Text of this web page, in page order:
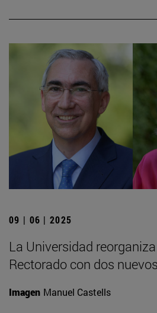
09 | 06 | 2025
La Universidad
Rectorado con dos
Imagen Manuel Castells